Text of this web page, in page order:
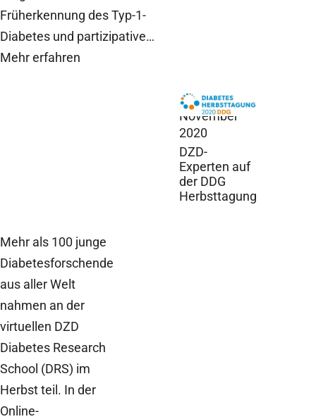
DZD News,5.
November
2020
DZD-
Experten auf
der DDG
Herbsttagung
Früherkennung des Typ-1-
Diabetes und partizipative…
Mehr erfahren
Mehr als 100 junge
Diabetesforschende
aus aller Welt
nahmen an der
virtuellen DZD
Diabetes Research
School (DRS) im
Herbst teil. In der
Online-